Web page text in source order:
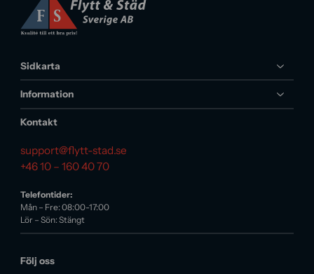
Sidkarta
Information
Kontakt
support@flytt-stad.se
+46 10 – 160 40 70
Telefontider:
Mån – Fre: 08:00-17:00
Lör – Sön: Stängt
Följ oss